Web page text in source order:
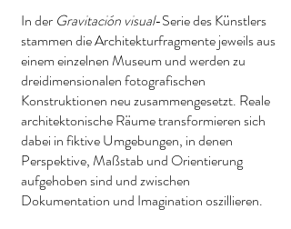
In der Gravitación visual-Serie des Künstlers
stammen die Architekturfragmente jeweils aus
einem einzelnen Museum und werden zu
dreidimensionalen fotografischen
Konstruktionen neu zusammengesetzt. Reale
architektonische Räume transformieren sich
dabei in fiktive Umgebungen, in denen
Perspektive, Maßstab und Orientierung
aufgehoben sind und zwischen
Dokumentation und Imagination oszillieren.